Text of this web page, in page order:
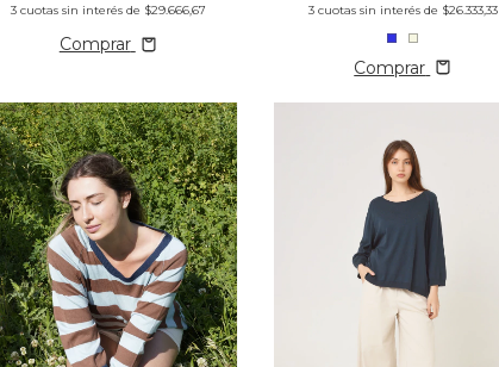
3 cuotas sin interés de $29.666,67
Comprar
3 cuotas sin interés de $26.333,33
Comprar